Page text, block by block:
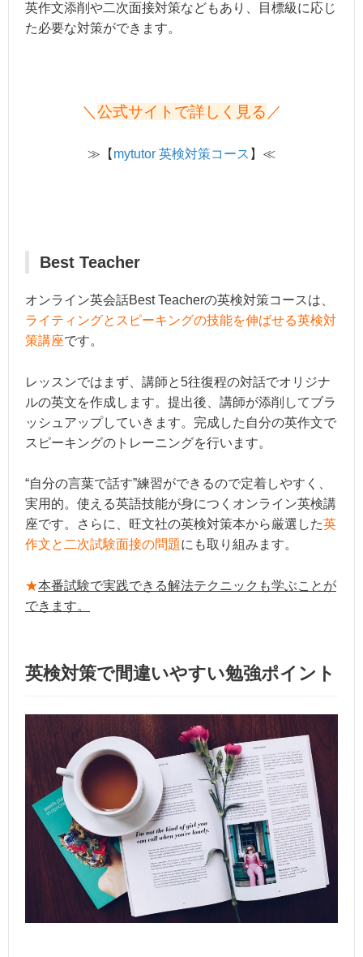
英作文添削や二次面接対策などもあり、目標級に応じ
た必要な対策ができます。
＼ 公式サイトで詳しく見る ／
≫【 mytutor 英検対策コース 】≪
Best Teacher
オンライン英会話Best Teacherの英検対策コースは、
ライティングとスピーキングの技能を伸ばせる英検対
策講座です。
レッスンではまず、講師と5往復程の対話でオリジナ
ルの英文を作成します。提出後、講師が添削してブラ
ッシュアップしていきます。完成した自分の英作文で
スピーキングのトレーニングを行います。
“自分の言葉で話す”練習ができるので定着しやすく、
実用的。使える英語技能が身につくオンライン英検講
座です。さらに、旺文社の英検対策本から厳選した英
作文と二次試験面接の問題にも取り組みます。
★本番試験で実践できる解法テクニックも学ぶことが
できます。
英検対策で間違いやすい勉強ポイント